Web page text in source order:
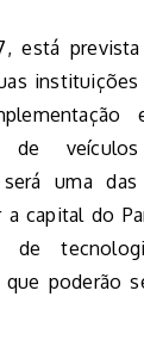
está
de
será uma
a capital do
de
poderão